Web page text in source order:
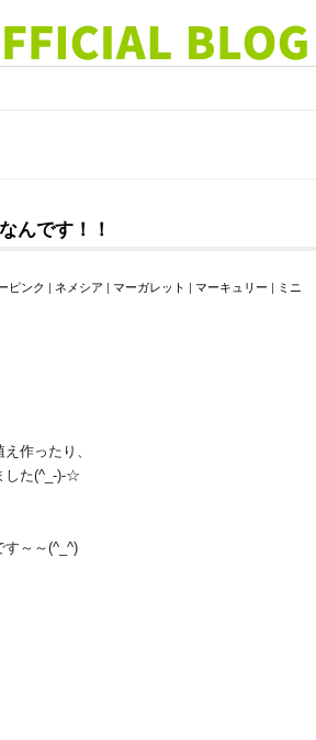
んです！！
ピンク | ネメシア | マーガレット | マーキュリー | ミニ
作ったり、
した(^_-)-☆
す～～(^_^)